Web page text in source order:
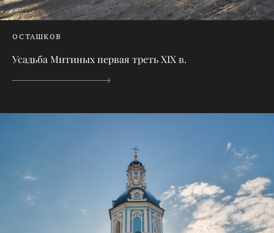
ОСТАШКОВ
Усадьба Митиных первая треть XIX в.